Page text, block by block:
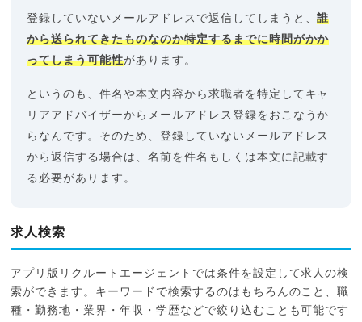
登録していないメールアドレスで返信してしまうと、誰
から送られてきたものなのか特定するまでに時間がかか
ってしまう可能性があります。
というのも、件名や本文内容から求職者を特定してキャ
リアアドバイザーからメールアドレス登録をおこなうか
らなんです。そのため、登録していないメールアドレス
から返信する場合は、名前を件名もしくは本文に記載す
る必要があります。
求人検索
アプリ版リクルートエージェントでは条件を設定して求人の検
索ができます。キーワードで検索するのはもちろんのこと、職
種・勤務地・業界・年収・学歴などで絞り込むことも可能です